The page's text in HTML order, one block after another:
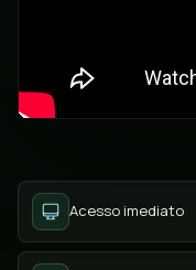
Acesso imediato